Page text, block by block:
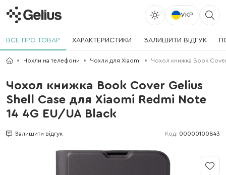
УКР
ВСЕ ПРО ТОВАР ХАРАКТЕРИСТИКИ ЗАЛИШИТИ ВІДГУК
Чохли на телефони Чохли для Xiaomi Чохол книжка Book
Чохол книжка Book Cover Gelius
Shell Case для Xiaomi Redmi Note
14 4G EU/UA Black
Залишити відгук Код: 00000100843